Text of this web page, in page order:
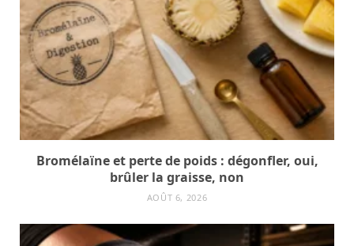
Bromélaïne et perte de poids : dégonfler, oui,
brûler la graisse, non
AOÛT 6, 2026